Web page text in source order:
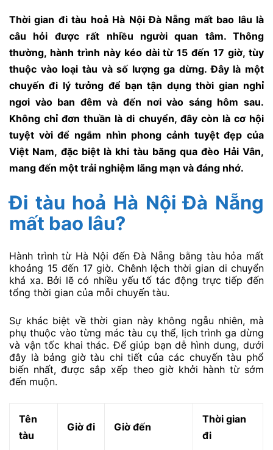
Thời gian đi tàu hoả Hà Nội Đà Nẵng mất bao lâu là
câu hỏi được rất nhiều người quan tâm. Thông
thường, hành trình này kéo dài từ 15 đến 17 giờ, tùy
thuộc vào loại tàu và số lượng ga dừng. Đây là một
chuyến đi lý tưởng để bạn tận dụng thời gian nghỉ
ngơi vào ban đêm và đến nơi vào sáng hôm sau.
Không chỉ đơn thuần là di chuyển, đây còn là cơ hội
tuyệt vời để ngắm nhìn phong cảnh tuyệt đẹp của
Việt Nam, đặc biệt là khi tàu băng qua đèo Hải Vân,
mang đến một trải nghiệm lãng mạn và đáng nhớ.
Đi tàu hoả Hà Nội Đà Nẵng
mất bao lâu?
Hành trình từ Hà Nội đến Đà Nẵng bằng tàu hỏa mất
khoảng 15 đến 17 giờ. Chênh lệch thời gian di chuyển
khá xa. Bởi lẽ có nhiều yếu tố tác động trực tiếp đến
tổng thời gian của mỗi chuyến tàu.
Sự khác biệt về thời gian này không ngẫu nhiên, mà
phụ thuộc vào từng mác tàu cụ thể, lịch trình ga dừng
và vận tốc khai thác. Để giúp bạn dễ hình dung, dưới
đây là bảng giờ tàu chi tiết của các chuyến tàu phổ
biến nhất, được sắp xếp theo giờ khởi hành từ sớm
đến muộn.
Tên
tàu
Giờ đi Giờ đến
Thời gian
đi